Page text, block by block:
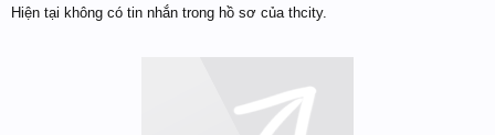
Hiện tại không có tin nhắn trong hồ sơ của thcity.